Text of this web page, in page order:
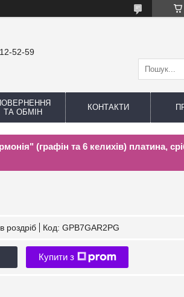
52-59
ТА ОБМІН
КОНТАКТИ
(графін та 6 келихів) платина,
роздріб Код: GPB7GAR2PG
Купити з